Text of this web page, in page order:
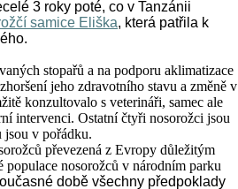
3 roky poté, co v Tanzánii
samice Eliška, která patřila k
stopařů a na podporu aklimatizace
jeho zdravotního stavu a změně v
konzultovalo s veterináři, samec ale
intervenci. Ostatní čtyři nosorožci jsou
jsou v pořádku.
převezená z Evropy důležitým
populace nosorožců v národním parku
době všechny předpoklady